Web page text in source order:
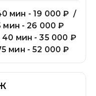
мин - 19 000 ₽ /
- 26 000 ₽
40 мин - 35 000 ₽
мин - 52 000 ₽